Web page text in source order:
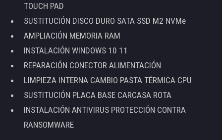
TOUCH PAD
SUSTITUCIÓN DISCO DURO SATA SSD M2 NVMe
AMPLIACIÓN MEMORIA RAM
INSTALACIÓN WINDOWS 10 11
REPARACIÓN CONECTOR ALIMENTACIÓN
LIMPIEZA INTERNA CAMBIO PASTA TÉRMICA CPU
SUSTITUCIÓN PLACA BASE CARCASA ROTA
INSTALACIÓN ANTIVIRUS PROTECCIÓN CONTRA
RANSOMWARE